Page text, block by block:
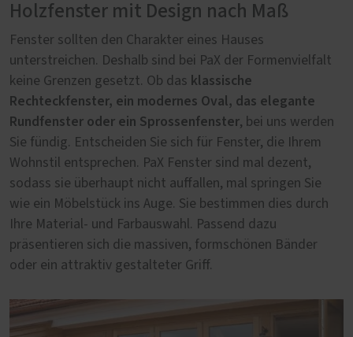
Holzfenster mit Design nach Maß
Fenster sollten den Charakter eines Hauses
unterstreichen. Deshalb sind bei PaX der Formenvielfalt
keine Grenzen gesetzt. Ob das klassische
Rechteckfenster, ein modernes Oval, das elegante
Rundfenster oder ein Sprossenfenster, bei uns werden
Sie fündig. Entscheiden Sie sich für Fenster, die Ihrem
Wohnstil entsprechen. PaX Fenster sind mal dezent,
sodass sie überhaupt nicht auffallen, mal springen Sie
wie ein Möbelstück ins Auge. Sie bestimmen dies durch
Ihre Material- und Farbauswahl. Passend dazu
präsentieren sich die massiven, formschönen Bänder
oder ein attraktiv gestalteter Griff.